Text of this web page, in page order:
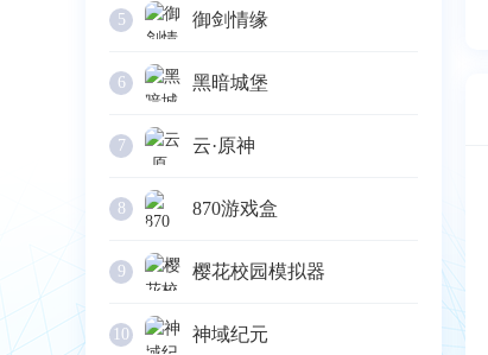
5 御剑情缘
6 黑暗城堡
7 云·原神
8 870游戏盒
9 樱花校园模拟器
10 神域纪元